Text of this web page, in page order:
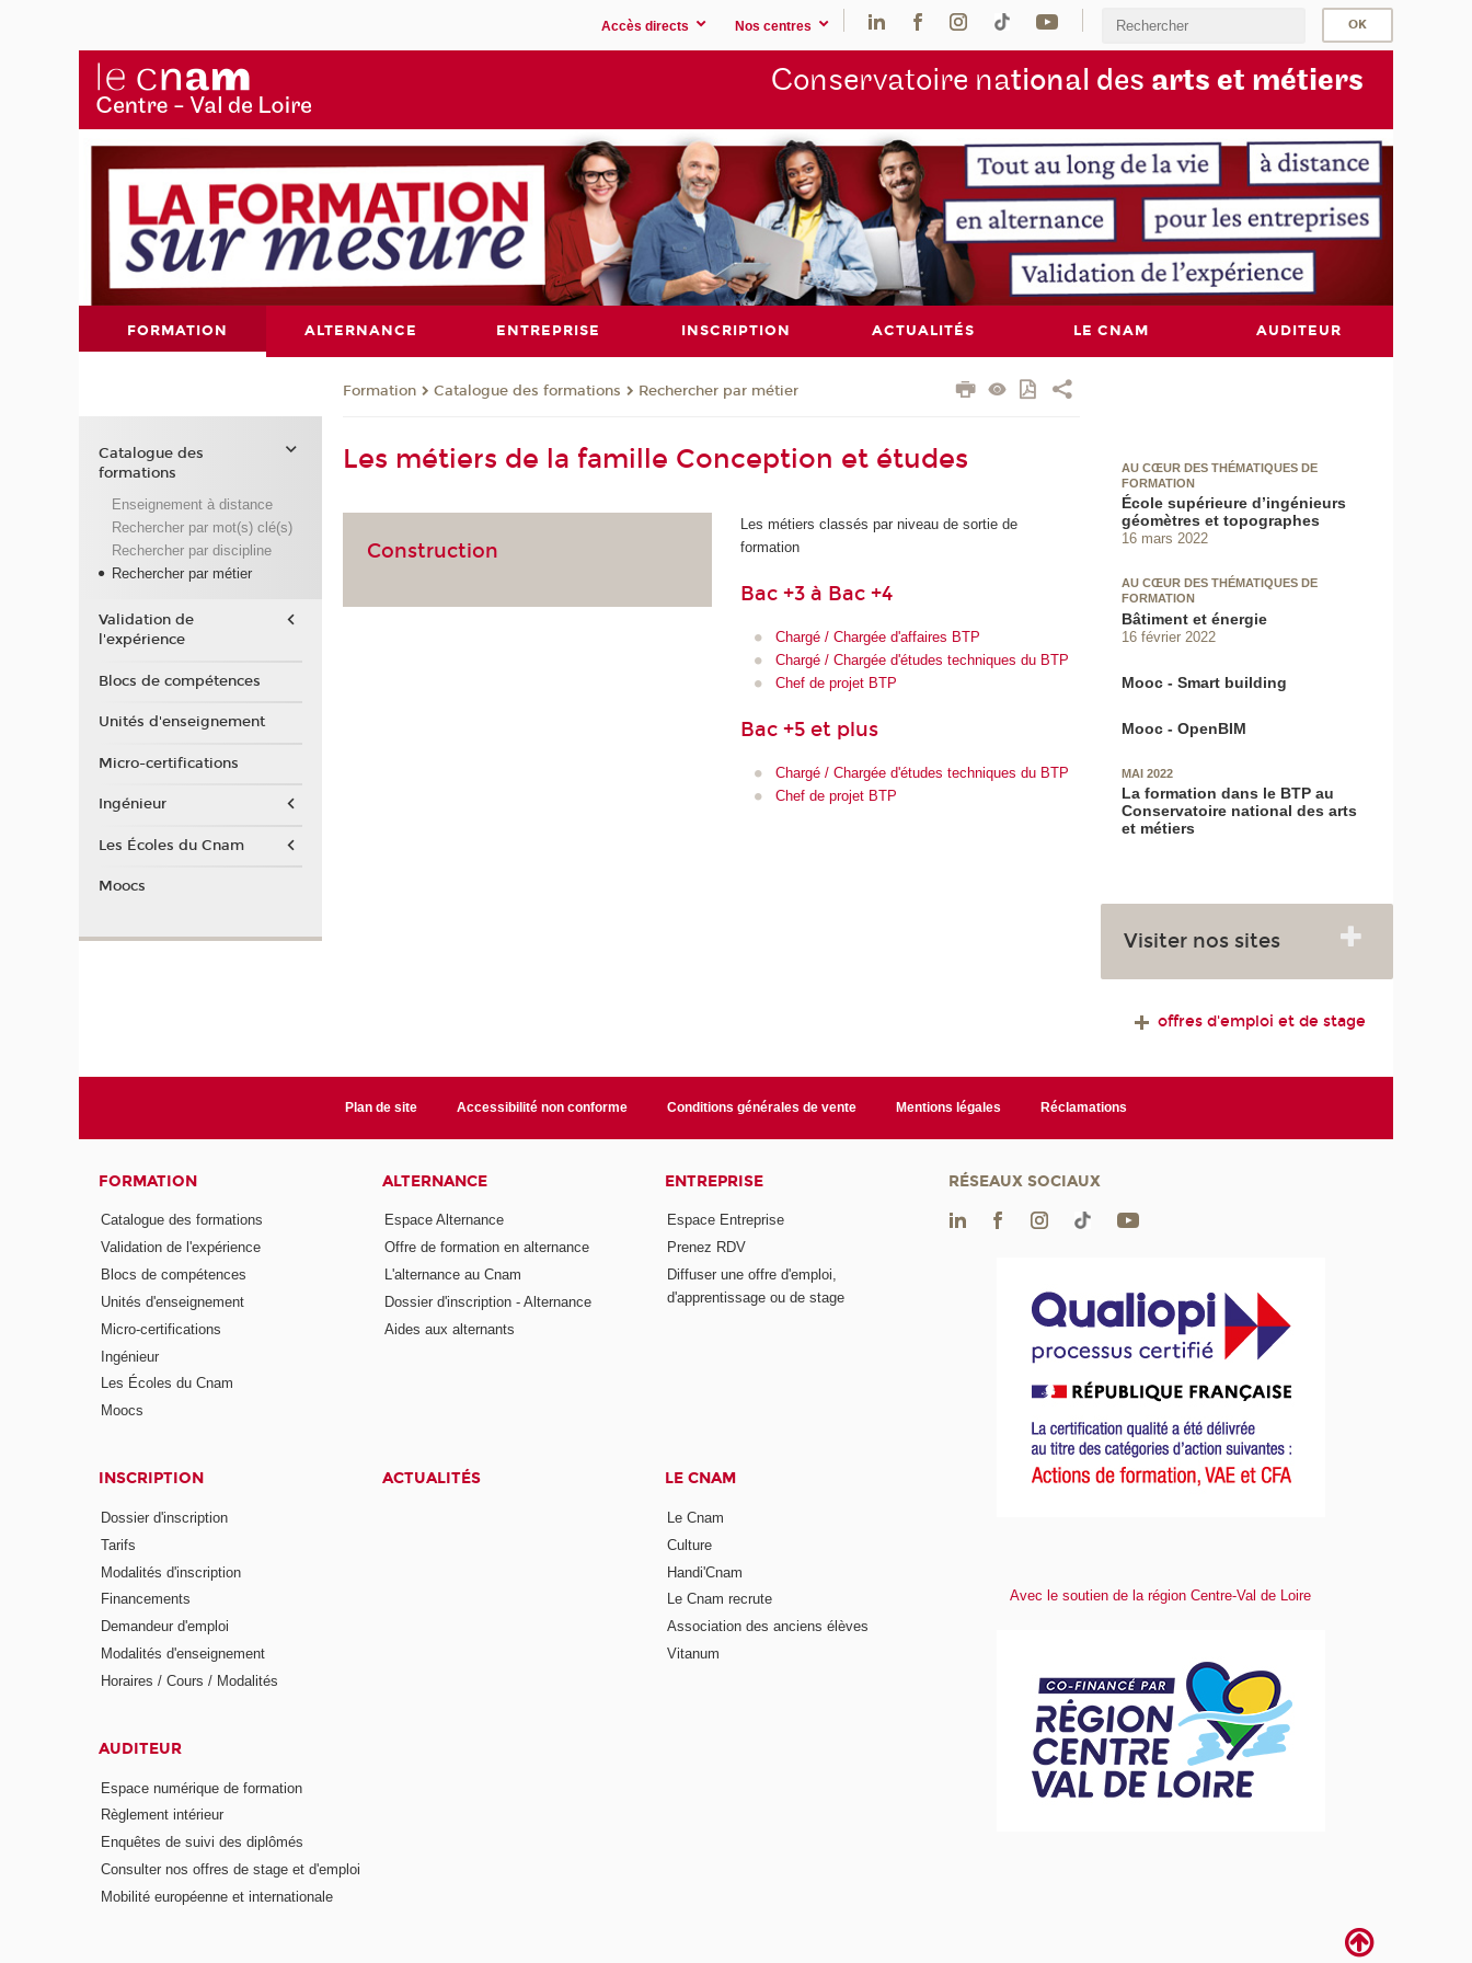
Accès directs Nos centres
Conservatoire national des arts et métiers
FORMATION ALTERNANCE ENTREPRISE INSCRIPTION ACTUALITÉS LE CNAM AUDITEUR
Formation Catalogue des formations Rechercher par métier
Les métiers de la famille Conception et études
Construction
Les métiers classés par niveau de sortie de
formation
Bac +3 à Bac +4
Chargé / Chargée d'affaires BTP
Chargé / Chargée d'études techniques du BTP
Chef de projet BTP
Bac +5 et plus
Chargé / Chargée d'études techniques du BTP
Chef de projet BTP
AU CŒUR DES THÉMATIQUES DE
FORMATION
École supérieure d’ingénieurs
géomètres et topographes
16 mars 2022
AU CŒUR DES THÉMATIQUES DE
FORMATION
Bâtiment et énergie
16 février 2022
Mooc - Smart building
Mooc - OpenBIM
MAI 2022
La formation dans le BTP au
Conservatoire national des arts
et métiers
Visiter nos sites
offres d'emploi et de stage
Catalogue des
formations
Enseignement à distance
Rechercher par mot(s) clé(s)
Rechercher par discipline
Rechercher par métier
Validation de
l'expérience
Blocs de compétences
Unités d'enseignement
Micro-certifications
Ingénieur
Les Écoles du Cnam
Moocs
Plan de site Accessibilité non conforme Conditions générales de vente Mentions légales Réclamations
FORMATION
Catalogue des formations
Validation de l'expérience
Blocs de compétences
Unités d'enseignement
Micro-certifications
Ingénieur
Les Écoles du Cnam
Moocs
ALTERNANCE
Espace Alternance
Offre de formation en alternance
L'alternance au Cnam
Dossier d'inscription - Alternance
Aides aux alternants
ENTREPRISE
Espace Entreprise
Prenez RDV
Diffuser une offre d'emploi,
d'apprentissage ou de stage
INSCRIPTION
Dossier d'inscription
Tarifs
Modalités d'inscription
Financements
Demandeur d'emploi
Modalités d'enseignement
Horaires / Cours / Modalités
ACTUALITÉS LE CNAM
Le Cnam
Culture
Handi'Cnam
Le Cnam recrute
Association des anciens élèves
Vitanum
AUDITEUR
Espace numérique de formation
Règlement intérieur
Enquêtes de suivi des diplômés
Consulter nos offres de stage et d'emploi
Mobilité européenne et internationale
RÉSEAUX SOCIAUX
Avec le soutien de la région Centre-Val de Loire